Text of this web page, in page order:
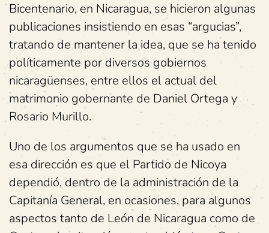
Bicentenario, en Nicaragua, se hicieron algunas
publicaciones insistiendo en esas “argucias”,
tratando de mantener la idea, que se ha tenido
políticamente por diversos gobiernos
nicaragüenses, entre ellos el actual del
matrimonio gobernante de Daniel Ortega y
Rosario Murillo.
Uno de los argumentos que se ha usado en
esa dirección es que el Partido de Nicoya
dependió, dentro de la administración de la
Capitanía General, en ocasiones, para algunos
aspectos tanto de León de Nicaragua como de